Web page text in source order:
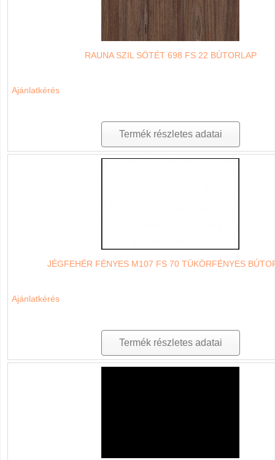
RAUNA SZIL SÖTÉT 698 FS 22 BÚTORLAP
Ajánlatkérés
Termék részletes adatai
JÉGFEHÉR FÉNYES M107 FS 70 TÜKÖRFÉNYES
Ajánlatkérés
Termék részletes adatai